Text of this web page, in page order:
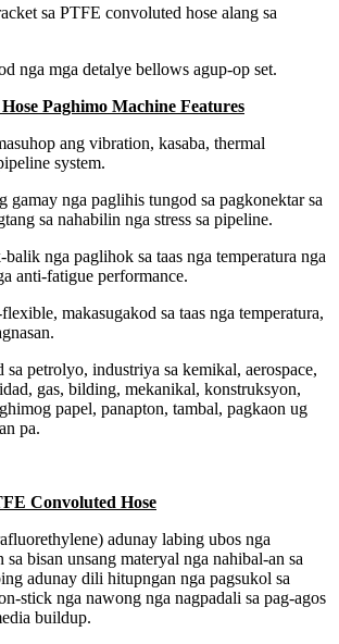
sa PTFE convoluted hose alang sa
nga mga detalye bellows agup-op set.
Paghimo Machine Features
ang vibration, kasaba, thermal
system.
gamay nga paglihis tungod sa pagkonektar sa
sa nahabilin nga stress sa pipeline.
nga paglihok sa taas nga temperatura nga
anti-fatigue performance.
makasugakod sa taas nga temperatura,
sa petrolyo, industriya sa kemikal, aerospace,
gas, bilding, mekanikal, konstruksyon,
papel, panapton, tambal, pagkaon ug
pa.
Convoluted Hose
adunay labing ubos nga
bisan unsang materyal nga nahibal-an sa
adunay dili hitupngan nga pagsukol sa
stick nga nawong nga nagpadali sa pag-agos
buildup.